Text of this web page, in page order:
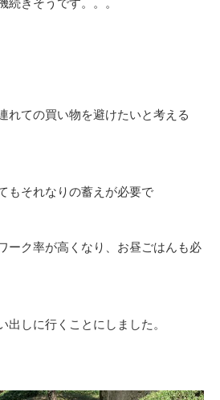
れての買い物を避けたいと考える
もそれなりの蓄えが必要で
ーク率が高くなり、お昼ごはんも必
出しに行くことにしました。